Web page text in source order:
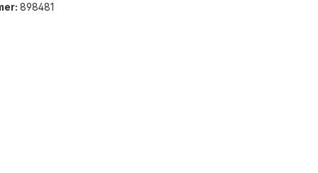
898481